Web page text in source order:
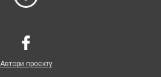
Автори проєкту